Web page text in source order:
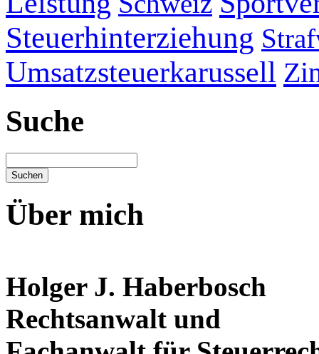
Steuerhinterziehung
Umsatzsteuerkarussell
Suche
Über mich
Holger J. Haberbosch
Rechtsanwalt und